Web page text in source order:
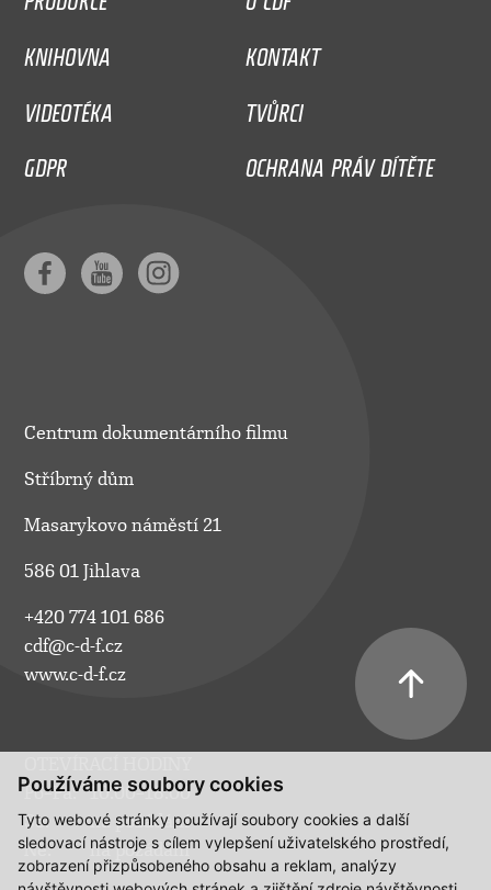
Používáme soubory cookies
Tyto webové stránky používají soubory cookies a další
sledovací nástroje s cílem vylepšení uživatelského prostředí,
zobrazení přizpůsobeného obsahu a reklam, analýzy
KNIHOVNA
KONTAKT
VIDEOTÉKA
TVŮRCI
GDPR
OCHRANA PRÁV DÍTĚTE
Centrum dokumentárního filmu
Stříbrný dům
Masarykovo náměstí 21
586 01 Jihlava
+420 774 101 686
cdf@c-d-f.cz
www.c-d-f.cz
Po–Pá:
10.00–18.00
So:
na požádání
Ne:
na požádání